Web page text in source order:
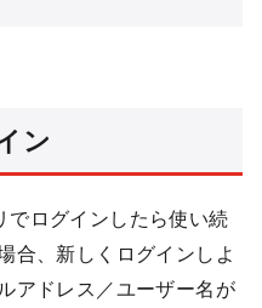
ン
ログインしたら使い続
合、新しくログインしよ
アドレス／ユーザー名が